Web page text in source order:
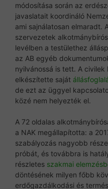
módosítása során az
javaslatait koordináló
ami sajnálatosan elmaradt.
szervezetek
levélben a testülethez
az AB egyéb
nyilvánossá is tett. A civilek
elkészítette saját
de ezt az üggyel
közé nem helyezték el.
A 72 oldalas
a NAK megállapította: a
szabályozás nagyobb
próbát, és továbbra is
részletes szakmai
döntésének milyen főbb
erdőgazdálkodási és